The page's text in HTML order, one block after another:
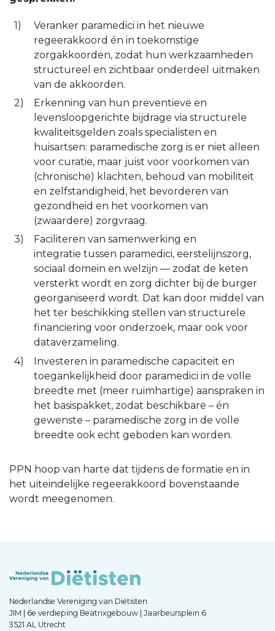
Veranker paramedici in het nieuwe
regeerakkoord én in toekomstige
zorgakkoorden, zodat hun werkzaamheden
structureel en zichtbaar onderdeel uitmaken
van de akkoorden.
Erkenning van hun preventieve en
levensloopgerichte bijdrage via structurele
kwaliteitsgelden zoals specialisten en
huisartsen: paramedische zorg is er niet alleen
voor curatie, maar juist voor voorkomen van
(chronische) klachten, behoud van mobiliteit
en zelfstandigheid, het bevorderen van
gezondheid en het voorkomen van
(zwaardere) zorgvraag.
Faciliteren van samenwerking en
integratie tussen paramedici, eerstelijnszorg,
sociaal domein en welzijn — zodat de keten
versterkt wordt en zorg dichter bij de burger
georganiseerd wordt. Dat kan door middel van
het ter beschikking stellen van structurele
financiering voor onderzoek, maar ook voor
dataverzameling.
Investeren in paramedische capaciteit en
toegankelijkheid door paramedici in de volle
breedte met (meer ruimhartige) aanspraken in
het basispakket, zodat beschikbare – én
gewenste – paramedische zorg in de volle
breedte ook echt geboden kan worden.
PPN hoop van harte dat tijdens de formatie en in
het uiteindelijke regeerakkoord bovenstaande
wordt meegenomen.
Nederlandse Vereniging van Diëtisten
JIM | 6e verdieping Beatrixgebouw | Jaarbeursplein 6
3521 AL Utrecht